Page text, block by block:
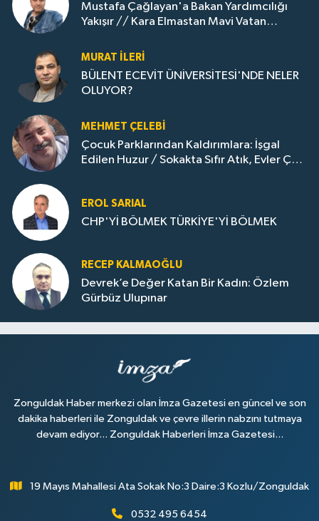
Mustafa Çağlayan'a Bakan Yardımcılığı
Yakışır // ​Kara Elmastan Mavi Vatan
MURAT İLERI
BÜLENT ECEVİT ÜNİVERSİTESİ'NDE NELER
OLUYOR?
MEHMET ÇELEBI
Çocuk Parklarından Kaldırımlara: İşgal
Edilen Huzur / Sokakta Sıfır Atık, Evler Çöp
EROL SARIAL
CHP'Yİ BÖLMEK TÜRKİYE'Yİ BÖLMEK
RECEP KALMAOĞLU
Devrek’e Değer Katan Bir Kadın: Özlem
Gürbüz Ulupınar
Zonguldak Haber merkezi olan İmza Gazetesi en güncel ve son
dakika haberleri ile Zonguldak ve çevre illerin nabzını tutmaya
devam ediyor... Zonguldak Haberleri İmza Gazetesi...
19 Mayıs Mahallesi Ata Sokak No:3 Daire:3 Kozlu/Zonguldak
0532 495 6454